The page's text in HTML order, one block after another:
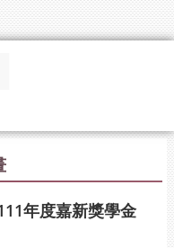
年度嘉新獎學金